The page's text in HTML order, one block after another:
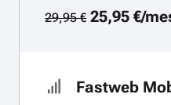
29,95 €25,95 €/
Fastweb